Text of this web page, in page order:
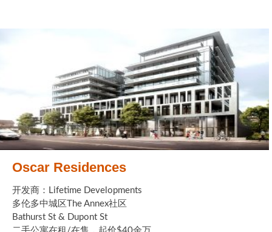
Oscar Residences
开发商：Lifetime Developments
多伦多中城区The Annex社区
Bathurst St & Dupont St